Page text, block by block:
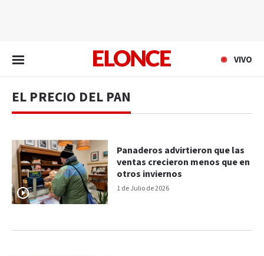
VIVO
EL PRECIO DEL PAN
1 de Julio de 2026
Panaderos advirtieron que las
ventas crecieron menos que en
otros inviernos